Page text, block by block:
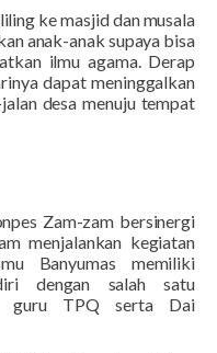
ke masjid dan musala
anak-anak supaya bisa
ilmu agama. Derap
dapat meninggalkan
desa menuju tempat
Zam-zam bersinergi
menjalankan kegiatan
Banyumas memiliki
dengan salah satu
guru TPQ serta Dai